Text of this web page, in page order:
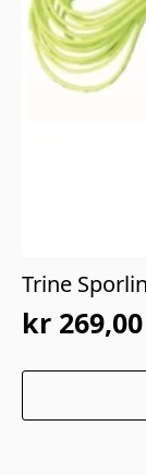
Trine
kr 269,00